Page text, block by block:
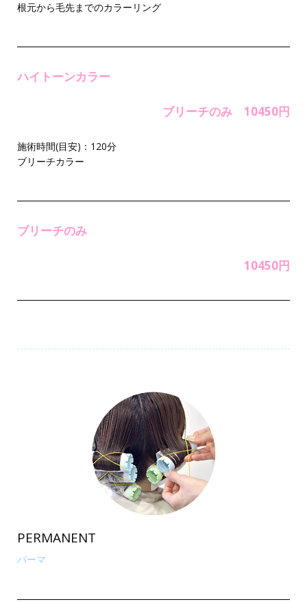
根元から毛先までのカラーリング
ハイトーンカラー
ブリーチのみ 10450円
施術時間(目安)：120分
ブリーチカラー
ブリーチのみ
10450円
PERMANENT
パーマ